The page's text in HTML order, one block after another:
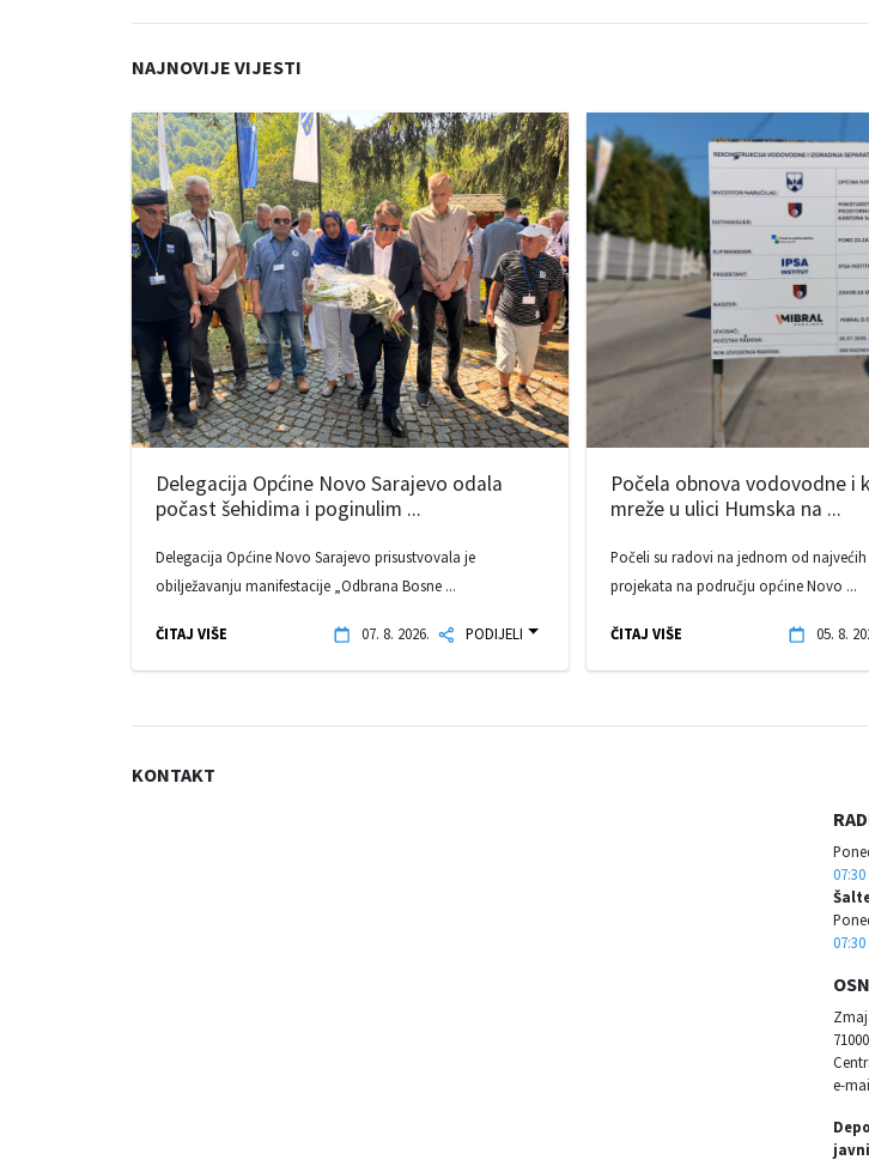
NAJNOVIJE VIJESTI
Delegacija Općine Novo Sarajevo odala
počast šehidima i poginulim ...
Delegacija Općine Novo Sarajevo prisustvovala je
obilježavanju manifestacije „Odbrana Bosne ...
ČITAJ VIŠE 07. 8. 2026. PODIJELI
Počela obnova vodovodne i
mreže u ulici Humska na ...
Počeli su radovi na jednom od
projekata na području općine Novo ...
ČITAJ VIŠE 05. 8.
KONTAKT
e-